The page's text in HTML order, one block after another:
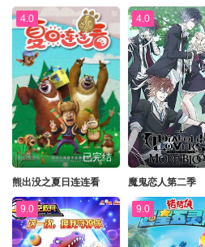
4.0
已完结
熊出没之夏日连连看
4.0
魔鬼恋人第二季
9.0 9.0